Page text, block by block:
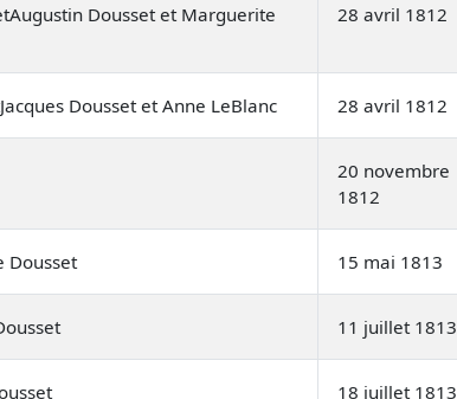
Dousset et Marguerite
28 avril 1812
Dousset et Anne LeBlanc 28 avril 1812
20 novembre
1812
Dousset 15 mai 1813
11 juillet 1813
18 juillet 1813